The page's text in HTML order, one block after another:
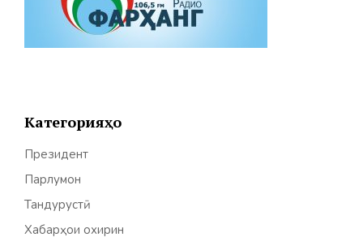
Категорияҳо
Президент
Парлумон
Тандурустӣ
Хабарҳои охирин